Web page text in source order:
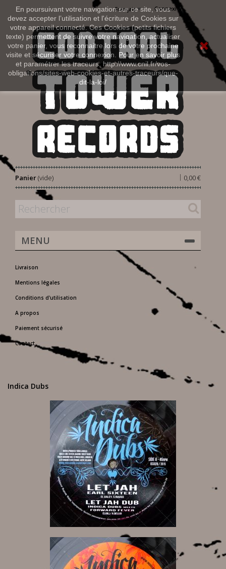
En poursuivant votre navigation sur ce site, vous
devez accepter l’utilisation et l'écriture de Cookies sur
votre appareil connecté. Ces Cookies (petits fichiers
texte) permettent de suivre votre navigation, actualiser
votre panier, vous reconnaitre lors de votre prochaine
visite et sécuriser votre connexion. Pour en savoir plus
et paramétrer les traceurs: http://www.cnil.fr/vos-
obligations/sites-web-cookies-et-autres-traceurs/que-
dit-la-loi/
Connexion
Français
Panier 0,00 €
|
(vide)
MENU
Livraison
Mentions légales
Conditions d'utilisation
A propos
Paiement sécurisé
Contact
Indica Dubs
12,00 €